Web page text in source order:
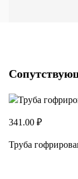
341.00 ₽
Труба